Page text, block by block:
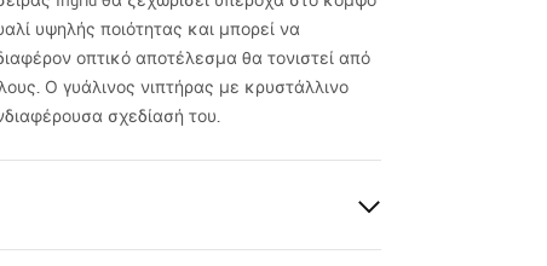
υψηλής ποιότητας και μπορεί να
οπτικό αποτέλεσμα θα τονιστεί από
Ο γυάλινος νιπτήρας με κρυστάλλινο
σχεδίασή του.